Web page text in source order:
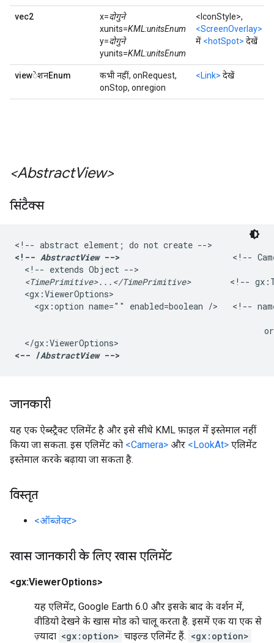
vec2 x=दोगुने
xunits=KML:unitsEnum
y=दोगुने
yunits=KML:unitsEnum
<IconStyle>,
<ScreenOverlay>
में <hotSpot> देखें
viewेशनEnum
कभी नहीं, onRequest,
onStop, onregion
<Link> देखें
<AbstractView>
सिंटैक्स
<!-- AbstractView -->
<!--
  <!-- extends
Object -->
<TimePrimitive>...</TimePrimitive>
<!--
  <gx:ViewerOptions>
<gx:option name="" enabled=boolean />   <!--
<-- /AbstractView -->
जानकारी
यह एक ऐब्स्ट्रैक्ट एलिमेंट है और इसे सीधे KML फ़ाइल में इस्तेमाल नहीं
किया जा सकता. इस एलिमेंट को <Camera> और <LookAt> एलिमेंट
इस्तेमाल करके बढ़ाया जा सकता है.
विस्तृत
<ऑब्जेक्ट>
खास जानकारी के लिए खास एलिमेंट
<gx:ViewerOptions>
यह एलिमेंट, Google Earth 6.0 और इसके बाद के वर्शन में,
वीडियो देखने के खास मोड को चालू करता है. इसमें एक या एक से
ज़्यादा <gx:option> चाइल्ड एलिमेंट हैं. <gx:option>